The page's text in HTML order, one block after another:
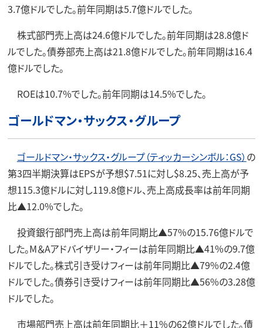
3.7億ドルでした。前年同期は5.7億ドルでした。
株式部門売上高は24.6億ドルでした。前年同期は28.8億ド
ルでした。債券部売上高は21.8億ドルでした。前年同期は16.4
億ドルでした。
ROEは10.7%でした。前年同期は14.5%でした。
ゴールドマン・サックス・グループ
ゴールドマン・サックス・グループ（ティッカーシンボル：GS） の
第3四半期決算はEPSが予想$7.51に対し$8.25、売上高が予
想115.3億ドルに対し119.8億ドル、売上高成長率は前年同期
比▲12.0%でした。
投資銀行部門売上高は前年同期比▲57%の15.76億ドルで
した。M＆Aアドバイザリー・フィーは前年同期比▲41%の9.7億
ドルでした。株式引き受けフィーは前年同期比▲79%の2.4億
ドルでした。債券引き受けフィーは前年同期比▲56%の3.28億
ドルでした。
市場部門売上高は前年同期比＋11%の62億ドルでした。債